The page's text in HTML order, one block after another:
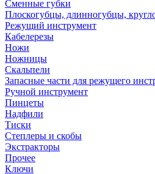
Сменные губки
Плоскогубцы, длинногубцы,
Режущий инструмент
Кабелерезы
Ножи
Ножницы
Скальпели
Запасные части для режущего
Ручной инструмент
Пинцеты
Надфили
Тиски
Степлеры и скобы
Экстракторы
Прочее
Ключи